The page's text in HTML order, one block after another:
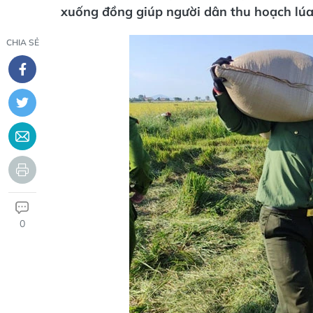
xuống đồng giúp người dân thu hoạch
CHIA SẺ
0